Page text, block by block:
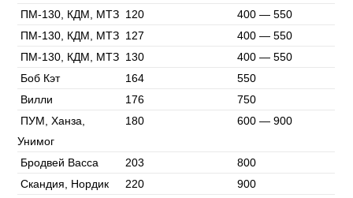
ПМ-130, КДМ, МТЗ 120
400 — 550
ПМ-130, КДМ, МТЗ 127
400 — 550
ПМ-130, КДМ, МТЗ 130
400 — 550
Боб Кэт
164
550
Вилли
176
750
ПУМ, Ханза,
Унимог
180 600 — 900
Бродвей Васса 203
800
Скандия, Нордик
220
900